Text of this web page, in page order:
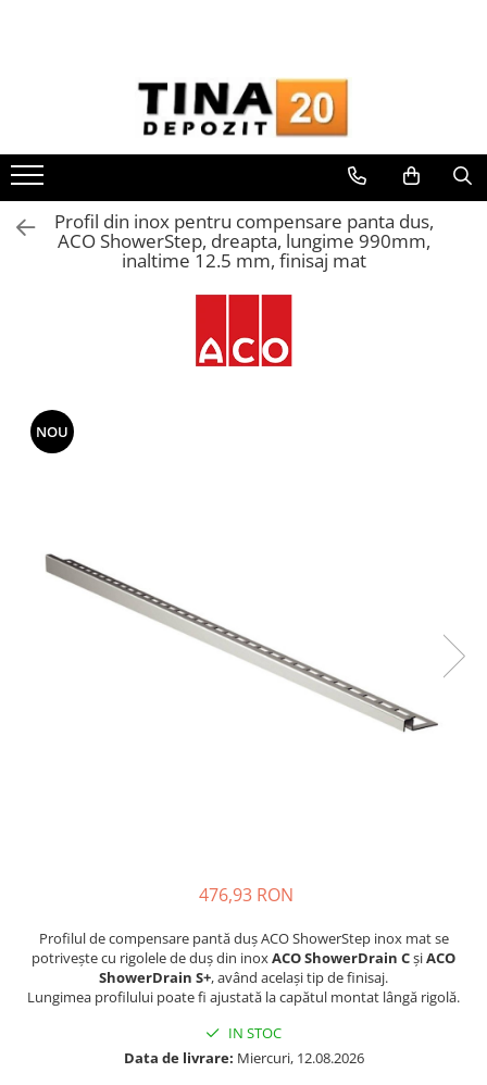
Standard
Hidrofugate
Ignifugate
Hidroignifugate
Benzi Gips Carton
Racorduri
Finisare Gips Carton
Ipsos si Pasta Imbinare
Ipsos Adeziv Gips Carton
Accesorii Hidroizolatii
Membrane Lichide
Profil din inox pentru compensare panta dus,
ACO ShowerStep, dreapta, lungime 990mm,
inaltime 12.5 mm, finisaj mat
NOU
476,93 RON
Profilul de compensare pantă duș ACO ShowerStep inox mat se
potrivește cu rigolele de duș din inoxACO ShowerDrain CșiACO
ShowerDrain S+, având același tip de finisaj.
Lungimea profilului poate fi ajustată la capătul montat lângă rigolă.
IN STOC
Data de livrare: Miercuri, 12.08.2026